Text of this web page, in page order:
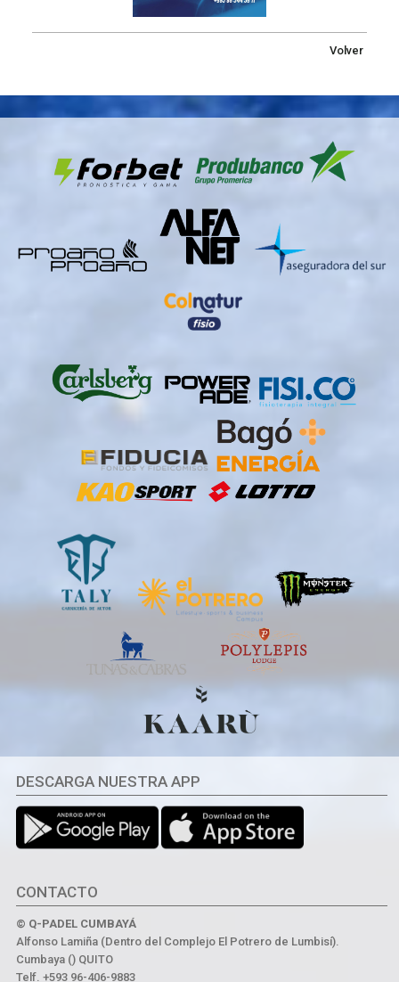
Volver
DESCARGA NUESTRA APP
CONTACTO
© Q-PADEL CUMBAYÁ
Alfonso Lamiña (Dentro del Complejo El Potrero de Lumbisí).
Cumbaya () QUITO
Telf. +593 96-406-9883